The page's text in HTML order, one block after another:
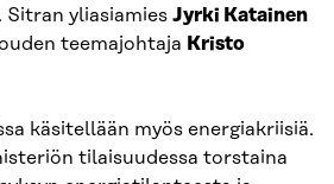
Sitran yliasiamies Jyrki Katainen
teemajohtaja Kristo
käsitellään myös energiakriisiä.
tilaisuudessa torstaina